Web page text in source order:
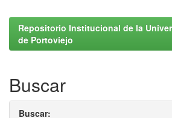
Repositorio Institucional de la
de Portoviejo
Buscar
Buscar: